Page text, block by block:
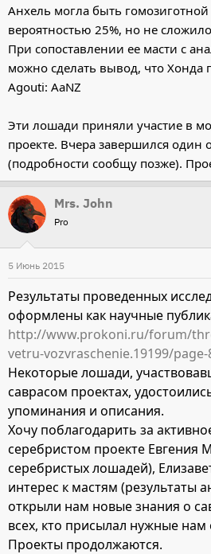
Анхель могла быть гомозиготной
вероятностью 25%, но не
При сопоставлении ее масти с
можно сделать вывод, что Хонда
Agouti: AaNZ
Эти лошади приняли участие в
проекте. Вчера завершился один
(подробности сообщу позже).
Mrs. John
Pro
5 Июнь 2015
Результаты проведенных
оформлены как научные
http://www.prokoni.ru/forum/
vetru-vozvraschenie.19199/page-
Некоторые лошади,
саврасом проектах,
упоминания и описания.
Хочу поблагодарить за
серебристом проекте Евгения
серебристых лошадей),
интерес к мастям (результаты
открыли нам новые знания о
всех, кто присылал нужные
Проекты продолжаются.